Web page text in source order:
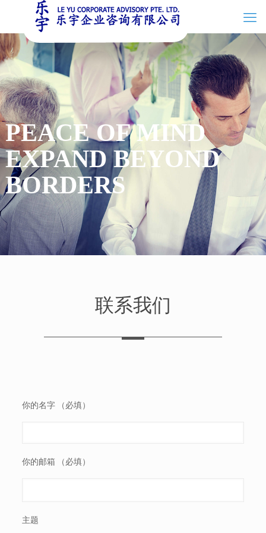
PEACE OF MIND
EXPAND BEYOND
BORDERS
联系我们
你的名字 （必填）
你的邮箱 （必填）
主题